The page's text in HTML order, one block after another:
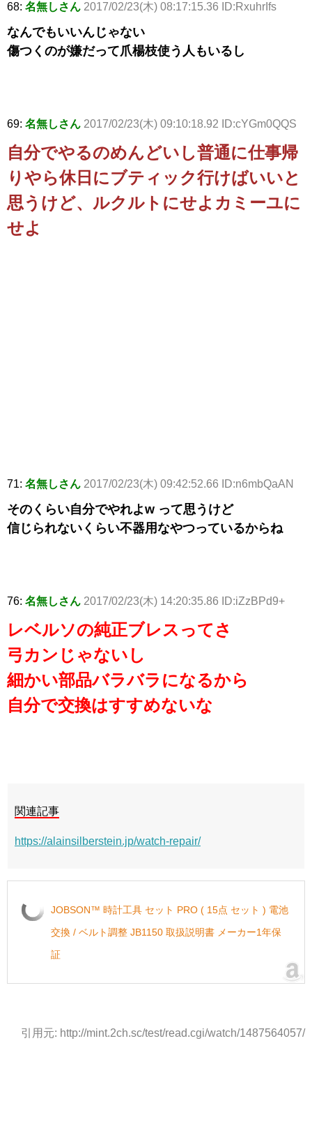
68: 名無しさん 2017/02/23(木) 08:17:15.36 ID:RxuhrIfs
なんでもいいんじゃない
傷つくのが嫌だって爪楊枝使う人もいるし
69: 名無しさん 2017/02/23(木) 09:10:18.92 ID:cYGm0QQS
自分でやるのめんどいし普通に仕事帰
りやら休日にブティック行けばいいと
思うけど、ルクルトにせよカミーユに
せよ
71: 名無しさん 2017/02/23(木) 09:42:52.66 ID:n6mbQaAN
そのくらい自分でやれよw って思うけど
信じられないくらい不器用なやつっているからね
76: 名無しさん 2017/02/23(木) 14:20:35.86 ID:iZzBPd9+
レベルソの純正ブレスってさ
弓カンじゃないし
細かい部品バラバラになるから
自分で交換はすすめないな
関連記事
https://alainsilberstein.jp/watch-repair/
JOBSON™ 時計工具 セット PRO ( 15点 セット ) 電池
交換 / ベルト調整 JB1150 取扱説明書 メーカー1年保
証
引用元: http://mint.2ch.sc/test/read.cgi/watch/1487564057/